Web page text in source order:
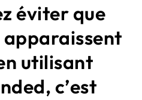
éviter que
apparaissent
utilisant
c’est